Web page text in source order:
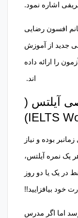
اشاره نمود.
افسون رضایی
جدید از آموزش
را ارائه داده
اند.
آیلتس (
IELTS
بوده و نیاز
یک نمره آیلتس،
در یک یا دو روز
خود بیافزایید!!
اما اگر مدرس